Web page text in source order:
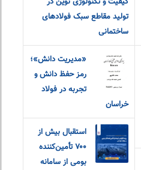
تولید مقاطع سبک فولادهای
ساختمانی
«مديريت دانش»؛
رمز حفظ دانش و
تجربه در فولاد
خراسان
استقبال بیش از
۷۰۰ تأمین‌کننده
بومی از سامانه